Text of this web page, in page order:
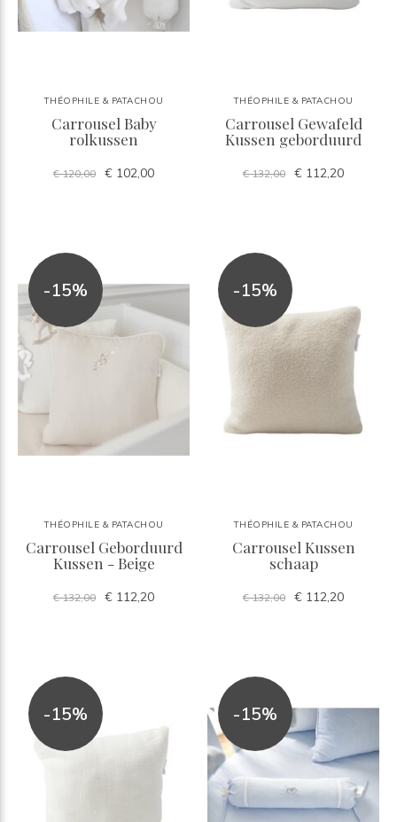
THÉOPHILE & PATACHOU
Carrousel Baby
rolkussen
€ 120,00 € 102,00
THÉOPHILE & PATACHOU
Carrousel Gewafeld
Kussen geborduurd
€ 132,00 € 112,20
-15%
THÉOPHILE & PATACHOU
Carrousel Geborduurd
Kussen - Beige
€ 132,00 € 112,20
-15%
THÉOPHILE & PATACHOU
Carrousel Kussen
schaap
€ 132,00 € 112,20
-15% -15%